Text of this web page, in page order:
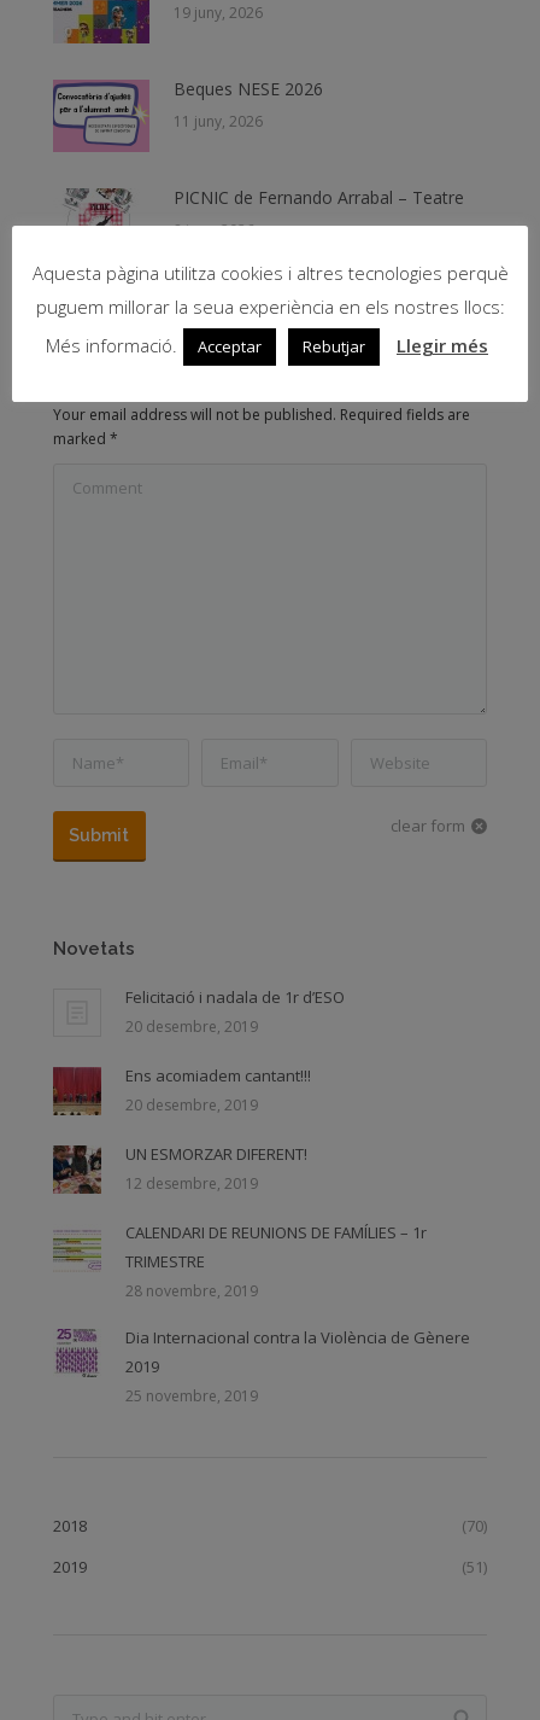
19 juny, 2026
Beques NESE 2026
11 juny, 2026
PICNIC de Fernando Arrabal – Teatre
8 juny, 2026
Leave Comment
Your email address will not be published. Required fields are
marked *
Comment
Name * Email * Website
clear form
Submit
Novetats
Felicitació i nadala de 1r d’ESO
20 desembre, 2019
Ens acomiadem cantant!!!
20 desembre, 2019
UN ESMORZAR DIFERENT!
12 desembre, 2019
CALENDARI DE REUNIONS DE FAMÍLIES – 1r
TRIMESTRE
28 novembre, 2019
Dia Internacional contra la Violència de Gènere
2019
25 novembre, 2019
2018
(70)
2019
(51)
Aquesta pàgina utilitza cookies i altres tecnologies perquè
puguem millorar la seua experiència en els nostres llocs:
Més informació.
Acceptar Rebutjar Llegir més